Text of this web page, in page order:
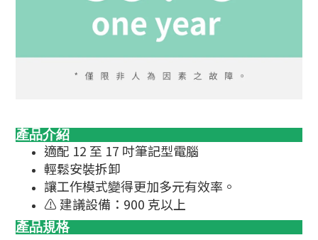
產品介紹
適配 12 至 17 吋筆記型電腦
輕鬆安裝拆卸
讓工作模式變得更加多元有效率。
⚠︎ 建議設備：900 克以上
產品規格